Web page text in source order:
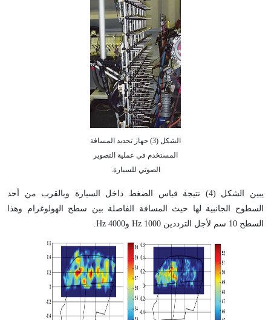
الشكل (3) جهاز تحديد المسافة
المستخدم في عملية التصوير
الصوتي للسيارة.
يبين الشكل (4) نتيجة قياس الضغط داخل السيارة وبالقرب من أحد
السطوح الجانبية لها حيث المسافة الفاصلة بين سطح الهولوغرام وهذا
السطح 10 سم لأجل الترددين Hz 1000 و4000 Hz.